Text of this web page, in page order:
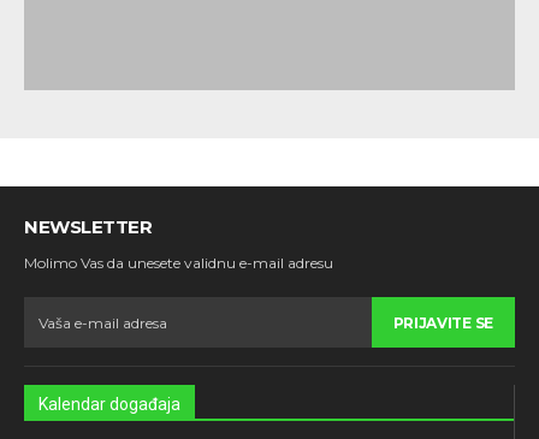
NEWSLETTER
Molimo Vas da unesete validnu e-mail adresu
PRIJAVITE SE
Kalendar događaja